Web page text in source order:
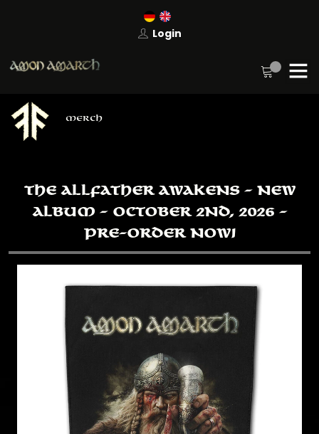
Login
MERCH
THE ALLFATHER AWAKENS - NEW
ALBUM - OCTOBER 2ND, 2026 -
PRE-ORDER NOW!